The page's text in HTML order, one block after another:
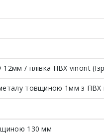
/ плівка ПВХ vinorit
товщиною 1мм з ПВХ
130 мм